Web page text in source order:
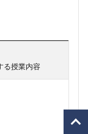
る授業内容